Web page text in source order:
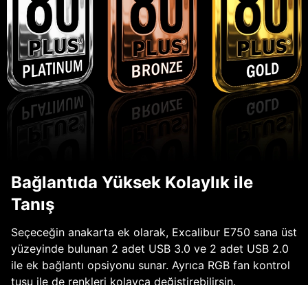
Bağlantıda Yüksek Kolaylık ile
Tanış
Seçeceğin anakarta ek olarak, Excalibur E750 sana üst
yüzeyinde bulunan 2 adet USB 3.0 ve 2 adet USB 2.0
ile ek bağlantı opsiyonu sunar. Ayrıca RGB fan kontrol
tuşu ile de renkleri kolayca değiştirebilirsin.